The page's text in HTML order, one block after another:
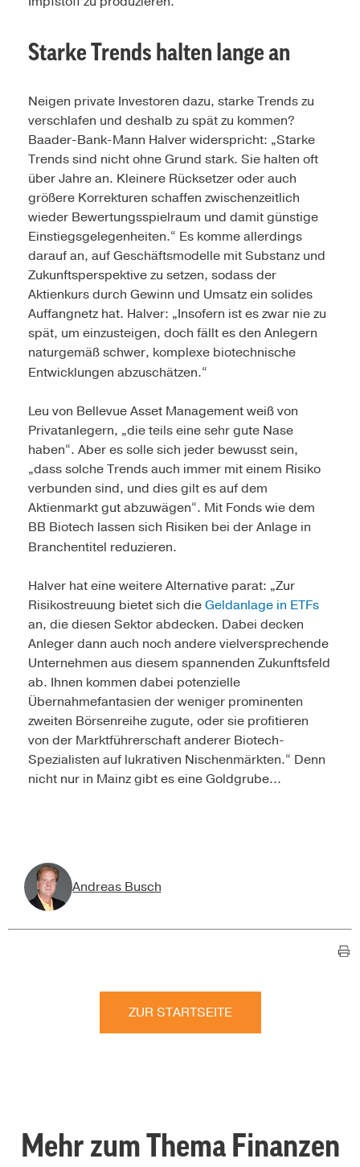
Starke Trends halten lange an
Neigen private Investoren dazu, starke Trends zu
verschlafen und deshalb zu spät zu kommen?
Baader-Bank-Mann Halver widerspricht: „Starke
Trends sind nicht ohne Grund stark. Sie halten oft
über Jahre an. Kleinere Rücksetzer oder auch
größere Korrekturen schaffen zwischenzeitlich
wieder Bewertungsspielraum und damit günstige
Einstiegsgelegenheiten.“ Es komme allerdings
darauf an, auf Geschäftsmodelle mit Substanz und
Zukunftsperspektive zu setzen, sodass der
Aktienkurs durch Gewinn und Umsatz ein solides
Auffangnetz hat. Halver: „Insofern ist es zwar nie zu
spät, um einzusteigen, doch fällt es den Anlegern
naturgemäß schwer, ­komplexe biotechnische
Entwicklungen ab­zuschätzen.“
Leu von Bellevue Asset Management weiß von
Privatanlegern, „die teils eine sehr gute Nase
haben“. Aber es solle sich jeder bewusst sein,
„dass solche Trends auch immer mit einem Risiko
verbunden sind, und dies gilt es auf dem
Aktienmarkt gut abzuwägen“. Mit Fonds wie dem
BB Biotech lassen sich Risiken bei der Anlage in
Branchentitel reduzieren.
Halver hat eine weitere Alternative parat: „Zur
Risikostreuung bietet sich dieGeldanlage in ETFs
an, die diesen Sektor abdecken. Dabei decken
Anleger dann auch noch andere vielversprechende
Unternehmen aus diesem spannenden Zukunftsfeld
ab. Ihnen kommen dabei potenzielle
Übernahmefantasien der weniger prominenten
zweiten Börsenreihe zugute, oder sie profitieren
von der Marktführerschaft anderer Biotech-
Spezialisten auf lukrativen Nischenmärkten.“ Denn
nicht nur in Mainz gibt es eine Goldgrube...
Andreas Busch
ZUR STARTSEITE
Mehr zum Thema Finanzen